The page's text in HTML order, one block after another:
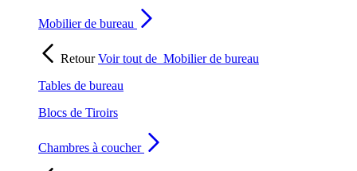
Mobilier de bureau
RetourVoir tout de Mobilier de bureau
Tables de bureau
Blocs de Tiroirs
Chambres à coucher